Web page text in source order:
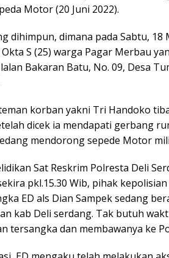
Motor (20 Juni 2022).
dihimpun, dimana pada Sabtu, 18
S (25) warga Pagar Merbau
Bakaran Batu, No. 09, Desa
korban yakni Tri Handoko
dicek ia mendapati gerbang
mendorong sepede Motor
Sat Reskrim Polresta Deli
pkl.15.30 Wib, pihak
ED als Dian Sampek sedang
kab Deli serdang. Tak butuh
tersangka dan membawanya ke